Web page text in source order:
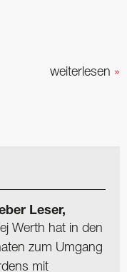
weiterlesen »
Leser,
Werth hat in den
zum Umgang
mit